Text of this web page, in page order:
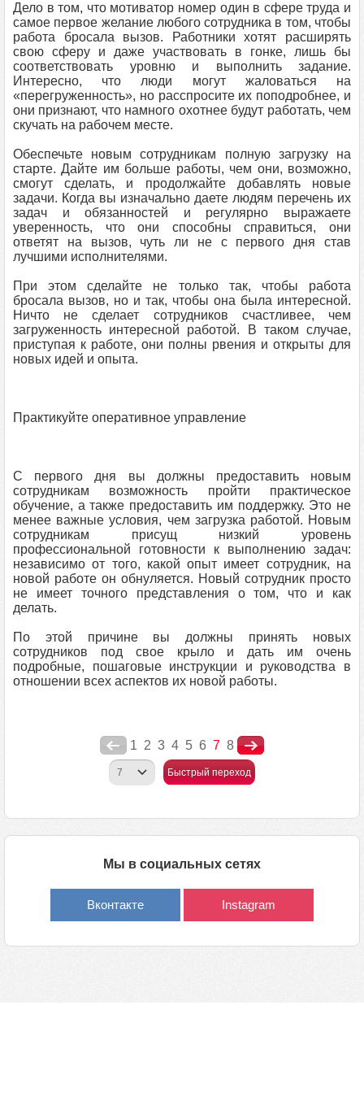
Дело в том, что мотиватор номер один в сфере труда и
самое первое желание любого сотрудника в том, чтобы
работа бросала вызов. Работники хотят расширять
свою сферу и даже участвовать в гонке, лишь бы
соответствовать уровню и выполнить задание.
Интересно, что люди могут жаловаться на
«перегруженность», но расспросите их поподробнее, и
они признают, что намного охотнее будут работать, чем
скучать на рабочем месте.
Обеспечьте новым сотрудникам полную загрузку на
старте. Дайте им больше работы, чем они, возможно,
смогут сделать, и продолжайте добавлять новые
задачи. Когда вы изначально даете людям перечень их
задач и обязанностей и регулярно выражаете
уверенность, что они способны справиться, они
ответят на вызов, чуть ли не с первого дня став
лучшими исполнителями.
При этом сделайте не только так, чтобы работа
бросала вызов, но и так, чтобы она была интересной.
Ничто не сделает сотрудников счастливее, чем
загруженность интересной работой. В таком случае,
приступая к работе, они полны рвения и открыты для
новых идей и опыта.
Практикуйте оперативное управление
С первого дня вы должны предоставить новым
сотрудникам возможность пройти практическое
обучение, а также предоставить им поддержку. Это не
менее важные условия, чем загрузка работой. Новым
сотрудникам присущ низкий уровень
профессиональной готовности к выполнению задач:
независимо от того, какой опыт имеет сотрудник, на
новой работе он обнуляется. Новый сотрудник просто
не имеет точного представления о том, что и как
делать.
По этой причине вы должны принять новых
сотрудников под свое крыло и дать им очень
подробные, пошаговые инструкции и руководства в
отношении всех аспектов их новой работы.
1 2 3 4 5 6 7 8
Быстрый переход
Мы в социальных сетях
Вконтакте Instagram